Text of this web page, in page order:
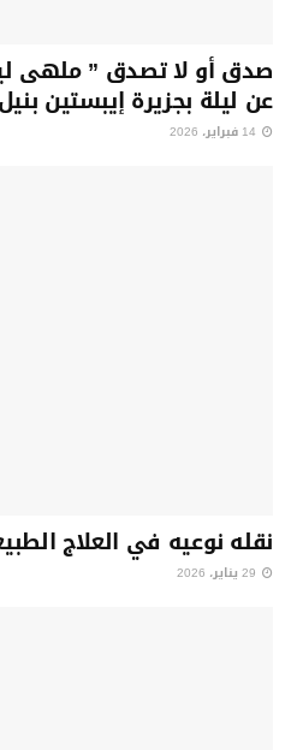
صدق أو لا تصدق ” ملهى
عن ليلة بجزيرة إيبستين
نقله نوعيه في العلاج